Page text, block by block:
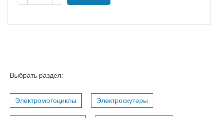
Выбрать раздел:
Электромотоциклы Электроскутеры